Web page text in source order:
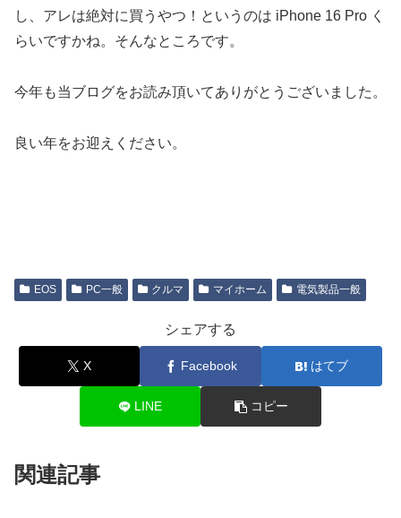
し、アレは絶対に買うやつ！というのは iPhone 16 Pro く
らいですかね。そんなところです。
今年も当ブログをお読み頂いてありがとうございました。
良い年をお迎えください。
EOS PC一般 クルマ マイホーム 電気製品一般
シェアする
X Facebook はてブ
LINE コピー
関連記事